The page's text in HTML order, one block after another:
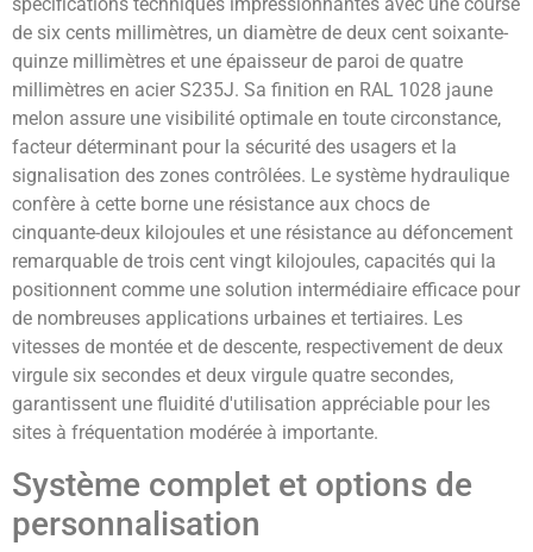
spécifications techniques impressionnantes avec une course
de six cents millimètres, un diamètre de deux cent soixante-
quinze millimètres et une épaisseur de paroi de quatre
millimètres en acier S235J. Sa finition en RAL 1028 jaune
melon assure une visibilité optimale en toute circonstance,
facteur déterminant pour la sécurité des usagers et la
signalisation des zones contrôlées. Le système hydraulique
confère à cette borne une résistance aux chocs de
cinquante-deux kilojoules et une résistance au défoncement
remarquable de trois cent vingt kilojoules, capacités qui la
positionnent comme une solution intermédiaire efficace pour
de nombreuses applications urbaines et tertiaires. Les
vitesses de montée et de descente, respectivement de deux
virgule six secondes et deux virgule quatre secondes,
garantissent une fluidité d'utilisation appréciable pour les
sites à fréquentation modérée à importante.
Système complet et options de
personnalisation